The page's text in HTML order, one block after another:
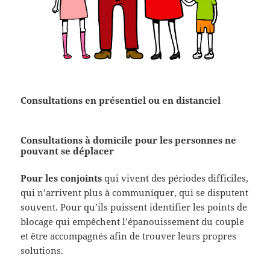
Consultations en présentiel ou en distanciel
Consultations à domicile pour les personnes ne
pouvant se déplacer
Pour les conjoints qui vivent des périodes difficiles,
qui n’arrivent plus à communiquer, qui se disputent
souvent. Pour qu’ils puissent identifier les points de
blocage qui empêchent l’épanouissement du couple
et être accompagnés afin de trouver leurs propres
solutions.